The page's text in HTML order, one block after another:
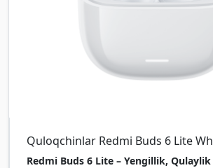
Quloqchinlar Redmi Buds 6 Lite
Redmi Buds 6 Lite – Yengillik,